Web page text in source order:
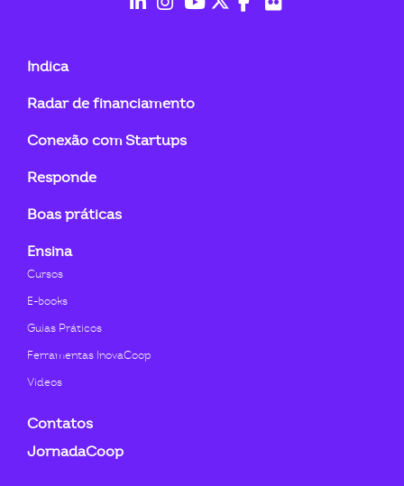
in
Indica
Radar de financiamento
Conexão com Startups
Responde
Boas práticas
Ensina
Cursos
E-books
Guias Práticos
Ferramentas InovaCoop
Videos
Contatos
JornadaCoop